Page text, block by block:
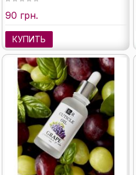
90 грн.
КУПИТЬ